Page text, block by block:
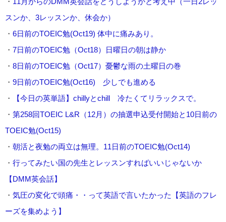
スンか、3レッスンか、休会か）
・ 6日前のTOEIC勉(Oct19) 体中に痛みあり。
・ 7日前のTOEIC勉（Oct18）日曜日の朝は静か
・ 8日前のTOEIC勉（Oct17）憂鬱な雨の土曜日の巻
・ 9日前のTOEIC勉(Oct16) 少しでも進める
・
【今日の英単語】chillyとchill 冷たくてリラックスで。
・ 第258回TOEIC L&R（12月）の抽選申込受付開始と10日前の
TOEIC勉(Oct15)
・ 朝活と夜勉の両立は無理。11日前のTOEIC勉(Oct14)
・ 行ってみたい国の先生とレッスンすればいいじゃないか
【DMM英会話】
・ 気圧の変化で頭痛・・って英語で言いたかった【英語のフレ
ーズを集めよう】